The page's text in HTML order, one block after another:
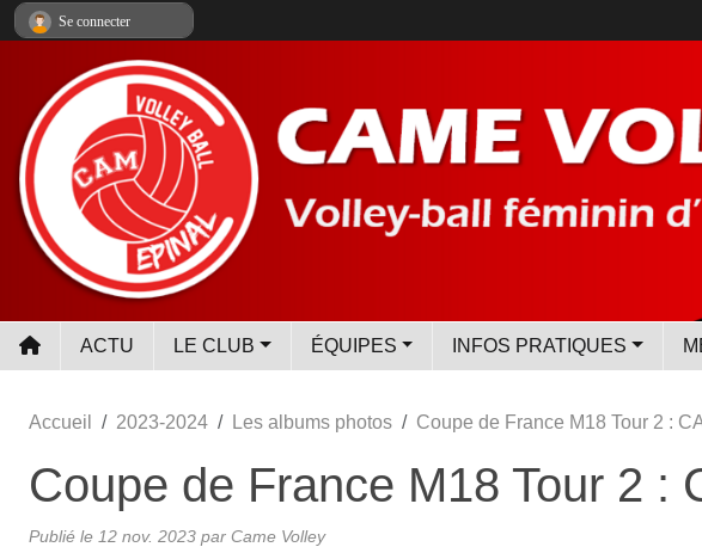
ACTU LE CLUB ÉQUIPES INFOS PRATIQUES
Accueil 2023-2024 Les albums photos Coupe de France M18 Tour 2 :
Coupe de France M18 Tour 2 :
Publié le 12 nov. 2023 par Came Volley
Se connecter
Panneau de gestion des cookies